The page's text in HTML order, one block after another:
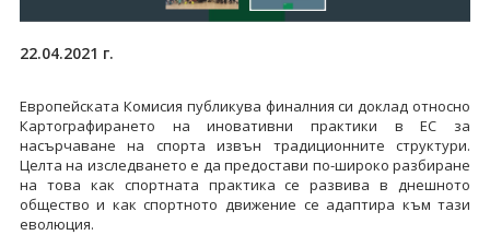
22.04.2021 г.
Европейската Комисия публикува финалния си доклад относно
Картографирането на иновативни практики в ЕС за
насърчаване на спорта извън традиционните структури.
Целта на изследването е да предостави по-широко разбиране
на това как спортната практика се развива в днешното
общество и как спортното движение се адаптира към тази
еволюция.